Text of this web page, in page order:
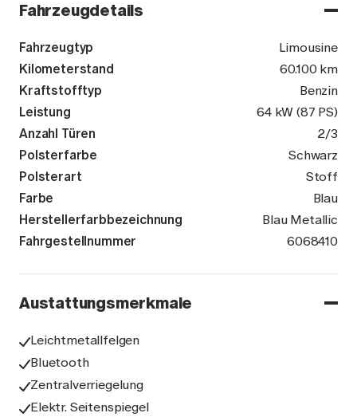
Fahrzeugdetails
Fahrzeugtyp
Limousine
Kilometerstand
60.100 km
Kraftstofftyp
Benzin
Leistung
64 kW (87 PS)
Anzahl Türen
2/3
Polsterfarbe
Schwarz
Polsterart
Stoff
Farbe
Blau
Herstellerfarbbezeichnung
Blau Metallic
Fahrgestellnummer
W0V0MAP08J6068410
Austattungsmerkmale
Leichtmetallfelgen
Bluetooth
Zentralverriegelung
Elektr. Seitenspiegel